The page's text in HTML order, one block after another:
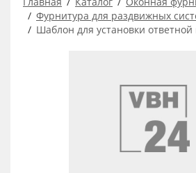
Фурнитура для раздвижных
Шаблон для установки ответной